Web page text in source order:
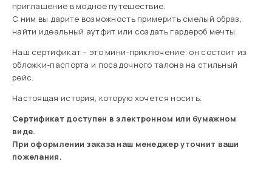
приглашение в модное путешествие.
С ним вы дарите возможность примерить смелый образ,
найти идеальный аутфит или создать гардероб мечты.
Наш сертификат – это мини-приключение: он состоит из
обложки-паспорта и посадочного талона на стильный
рейс.
Настоящая история, которую хочется носить.
Сертификат доступен в электронном или бумажном
виде.
При оформлении заказа наш менеджер уточнит ваши
пожелания.